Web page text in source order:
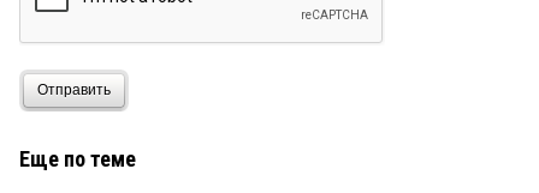
Отправить
Еще по теме